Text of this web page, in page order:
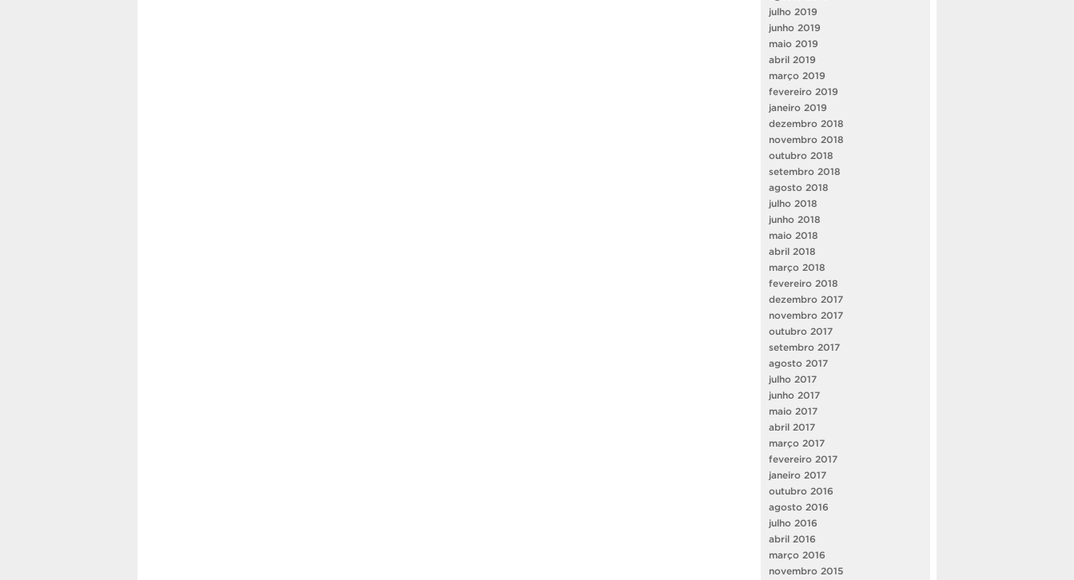
julho 2019
junho 2019
maio 2019
abril 2019
março 2019
fevereiro 2019
janeiro 2019
dezembro 2018
novembro 2018
outubro 2018
setembro 2018
agosto 2018
julho 2018
junho 2018
maio 2018
abril 2018
março 2018
fevereiro 2018
dezembro 2017
novembro 2017
outubro 2017
setembro 2017
agosto 2017
julho 2017
junho 2017
maio 2017
abril 2017
março 2017
fevereiro 2017
janeiro 2017
outubro 2016
agosto 2016
julho 2016
abril 2016
março 2016
novembro 2015